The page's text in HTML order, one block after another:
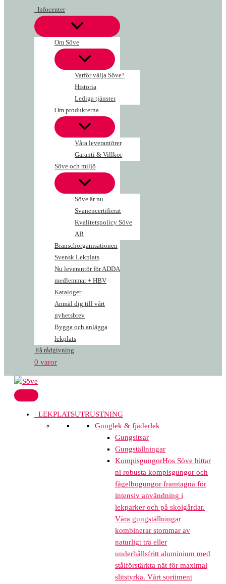
Infocenter
Om Söve
Varför välja Söve?
Historia
Lediga tjänster
Om produkterna
Våra leverantörer
Garanti & Villkor
Söve och miljö
Söve är nu
Svanencertifierat
Kvalitetspolicy Söve
AB
Branschorganisationen
Svensk Lekplats
Nu leverantör för ADDA
medlemmar + HBV
Kataloger
Anmäl dig till vårt
nyhetsbrev
Bygga och anlägga
lekplats
Få rådgivning
0 varor
LEKPLATSUTRUSTNING
Gunglek & fjäderlek
Gungsitsar
Gungställningar
KompisgungorHos Söve hittar
ni robusta kompisgungor och
fågelbogungor framtagna för
intensiv användning i
lekparker och på skolgårdar.
Våra gungställningar
kombinerar stommar av
naturligt trä eller
underhållsfritt aluminium med
stålförstärkta nät för maximal
slitstyrka. Vårt sortiment